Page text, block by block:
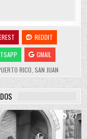
REDDIT
GMAIL
RICO, SAN JUAN
127